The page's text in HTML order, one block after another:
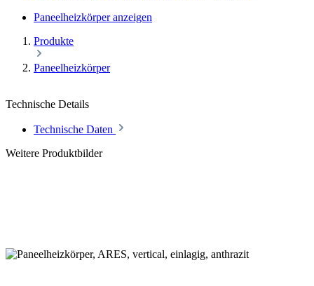
Paneelheizkörper anzeigen
Produkte
Paneelheizkörper
Technische Details
Technische Daten
Weitere Produktbilder